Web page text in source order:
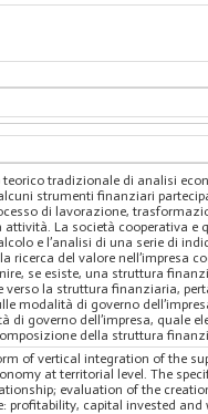
teorico tradizionale di analisi
strumenti finanziari
di lavorazione,
La società cooperativa
e l’analisi di una serie di
del valore nell’impresa
se esiste, una struttura
la struttura finanziaria,
modalità di governo
governo dell’impresa, quale
della struttura
of vertical integration of the
at territorial level. The
evaluation of the
capital invested